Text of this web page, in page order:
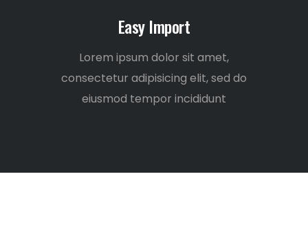
Easy Import
Lorem ipsum dolor sit amet,
consectetur adipisicing elit, sed do
eiusmod tempor incididunt